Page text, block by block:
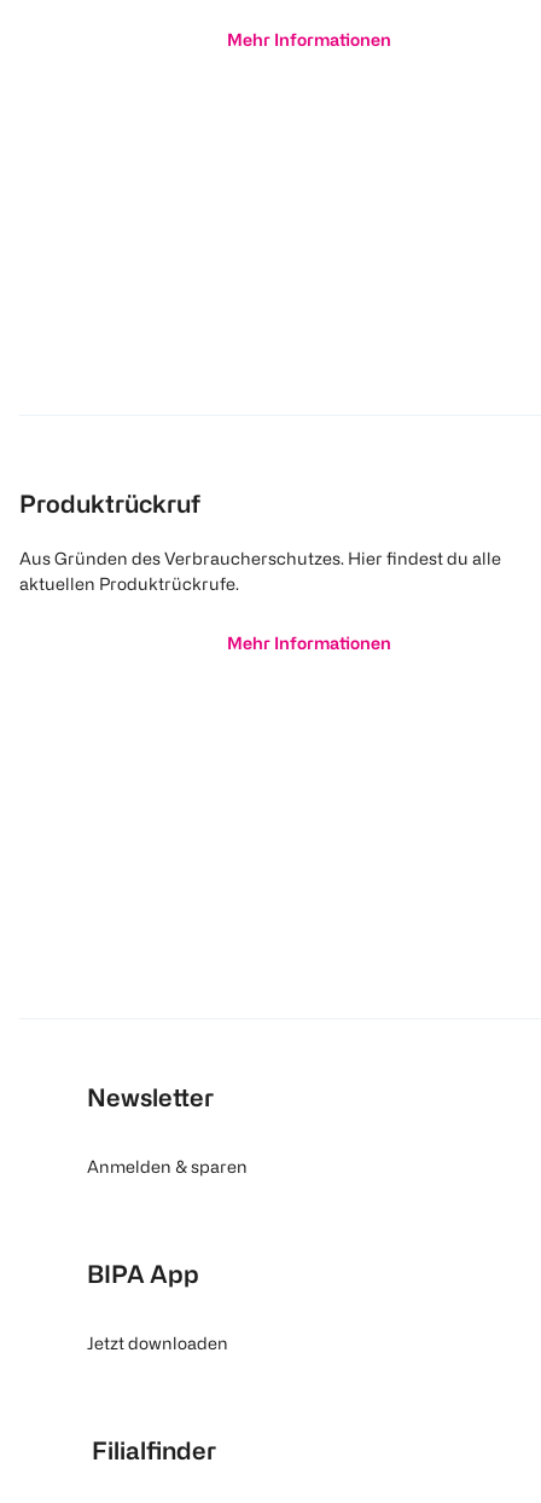
Mehr Informationen
Produktrückruf
Aus Gründen des Verbraucherschutzes. Hier findest du alle
aktuellen Produktrückrufe.
Mehr Informationen
Newsletter
Anmelden & sparen
BIPA App
Jetzt downloaden
Filialfinder